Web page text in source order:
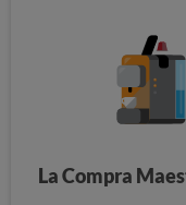
La Compra